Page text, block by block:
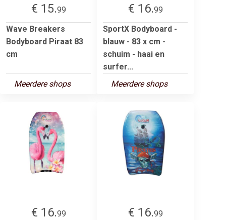
€ 15.99
Wave Breakers
Bodyboard Piraat 83
cm
Meerdere shops
€ 16.99
SportX Bodyboard -
blauw - 83 x cm -
schuim - haai en
surfer...
Meerdere shops
€ 16.99
€ 16.99